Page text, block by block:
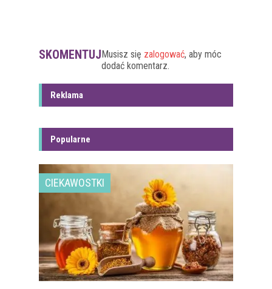
SKOMENTUJ Musisz się zalogować, aby móc
dodać komentarz.
Reklama
Popularne
CIEKAWOSTKI